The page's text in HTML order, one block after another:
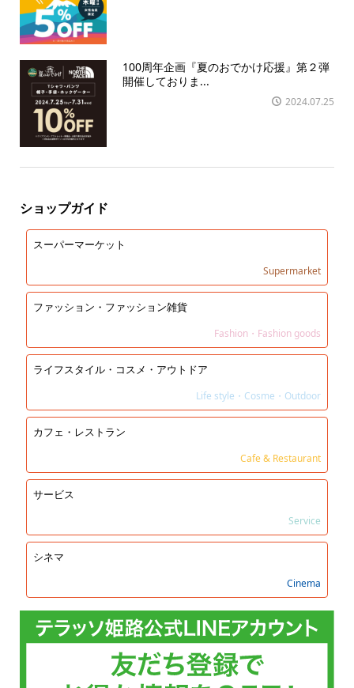
100周年企画『夏のおでかけ応援』第２弾
開催しておりま...
2024.07.25
ショップガイド
スーパーマーケット
Supermarket
ファッション・ファッション雑貨
Fashion・Fashion goods
ライフスタイル・コスメ・アウトドア
Life style・Cosme・Outdoor
カフェ・レストラン
Cafe & Restaurant
サービス
Service
シネマ
Cinema